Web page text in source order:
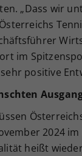
„Dass wir
im
positive
2024
heißt